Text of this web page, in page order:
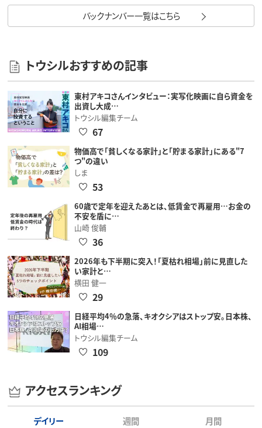
バックナンバー一覧はこちら
トウシルおすすめの記事
東村アキコさんインタビュー：実写化映画に自ら資金を
出資し大成…
トウシル編集チーム
67
物価高で「貧しくなる家計」と「貯まる家計」にある"7
つ"の違い
しま
53
60歳で定年を迎えたあとは、低賃金で再雇用…お金の
不安を盾に…
山崎 俊輔
36
2026年も下半期に突入！「夏枯れ相場」前に見直した
い家計と…
横田 健一
29
日経平均4％の急落、キオクシアはストップ安。日本株、
AI相場…
トウシル編集チーム
109
アクセスランキング
デイリー 週間 月間